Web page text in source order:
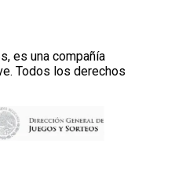
es una compañía
Todos los derechos